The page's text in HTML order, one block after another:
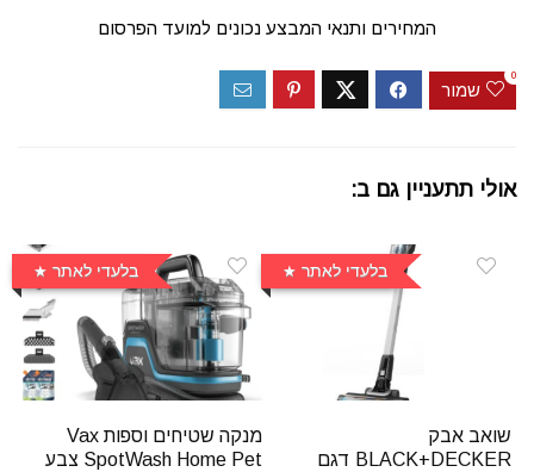
המחירים ותנאי המבצע נכונים למועד הפרסום
שמור
0
אולי תתעניין גם ב:
בלעדי לאתר
שואב אבק
BLACK+DECKER דגם
בלעדי לאתר
מנקה שטיחים וספות Vax
SpotWash Home Pet צבע